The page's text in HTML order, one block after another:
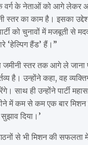
के नेताओं को आगे लेकर
स्तर का काम है। इसका
को चुनावों में मजबूती से
‘हेल्पिग हैंड’ हैं।”
जमीनी स्तर तक आगे ले जाना
है। उन्होंने कहा, वह
साथ ही उन्होंने पार्टी
में कम से कम एक बार मिशन
दिया।’
से भी मिशन की सफलता